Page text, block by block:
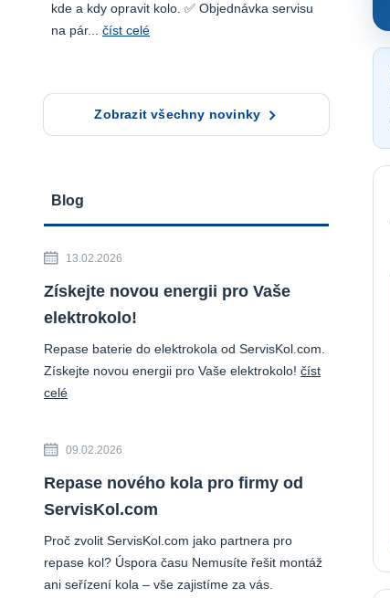
kde a kdy opravit kolo. ✅ Objednávka servisu
na pár... číst celé
Zobrazit všechny novinky
Blog
13.02.2026
Získejte novou energii pro Vaše
elektrokolo!
Repase baterie do elektrokola od ServisKol.com.
Získejte novou energii pro Vaše elektrokolo! číst
celé
09.02.2026
Repase nového kola pro firmy od
ServisKol.com
Proč zvolit ServisKol.com jako partnera pro
repase kol? Úspora času Nemusíte řešit montáž
ani seřízení kola – vše zajistíme za vás.